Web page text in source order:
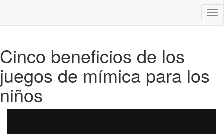
Cinco beneficios de los
juegos de mímica para los
niños